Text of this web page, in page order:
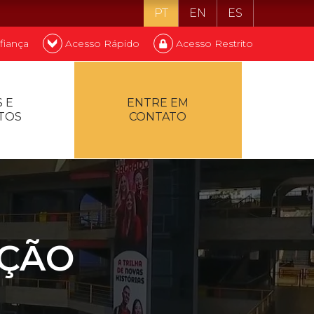
PT EN ES
Acesso Rápido Acesso Restrito
E
ENTRE EM
CONTATO